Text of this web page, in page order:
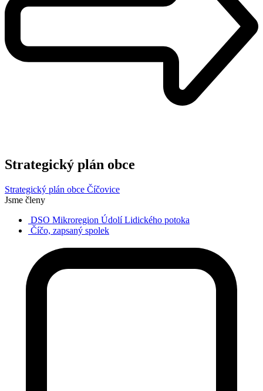
Strategický plán obce
Strategický plán obce Číčovice
Jsme členy
DSO Mikroregion Údolí Lidického potoka
Číčo, zapsaný spolek